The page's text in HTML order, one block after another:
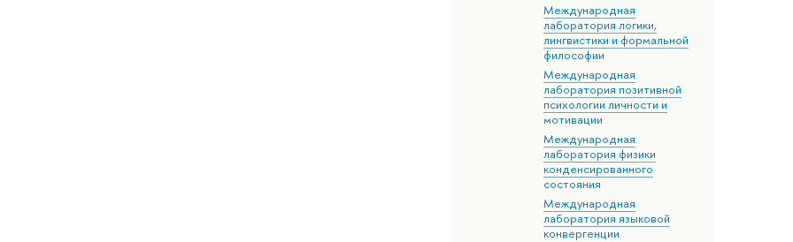
Международная
лаборатория логики,
лингвистики и формальной
философии
Международная
лаборатория позитивной
психологии личности и
мотивации
Международная
лаборатория физики
конденсированного
состояния
Международная
лаборатория языковой
конвергенции